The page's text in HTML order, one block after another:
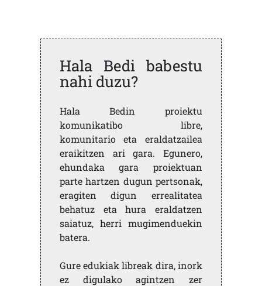
Hala Bedi babestu
nahi duzu?
Hala Bedin proiektu
komunikatibo libre,
komunitario eta eraldatzailea
eraikitzen ari gara. Egunero,
ehundaka gara proiektuan
parte hartzen dugun pertsonak,
eragiten digun errealitatea
behatuz eta hura eraldatzen
saiatuz, herri mugimenduekin
batera.
Gure edukiak libreak dira, inork
ez digulako agintzen zer